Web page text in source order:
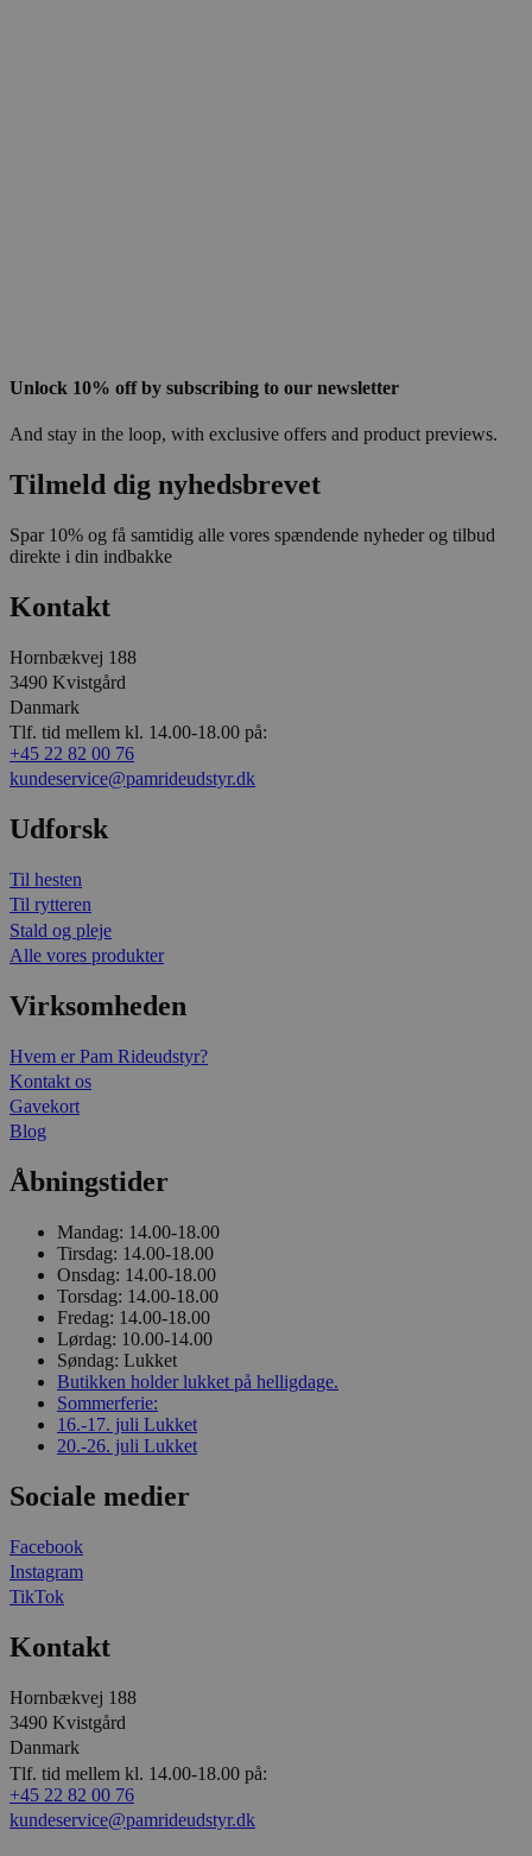
Unlock 10% off by subscribing to our newsletter
And stay in the loop, with exclusive offers and product previews.
Tilmeld dig nyhedsbrevet
Spar 10% og få samtidig alle vores spændende nyheder og tilbud
direkte i din indbakke
Kontakt
Hornbækvej 188
3490 Kvistgård
Danmark
Tlf. tid mellem kl. 14.00-18.00 på:
+45 22 82 00 76
kundeservice@pamrideudstyr.dk
Udforsk
Til hesten
Til rytteren
Stald og pleje
Alle vores produkter
Virksomheden
Hvem er Pam Rideudstyr?
Kontakt os
Gavekort
Blog
Åbningstider
Mandag: 14.00-18.00
Tirsdag: 14.00-18.00
Onsdag: 14.00-18.00
Torsdag: 14.00-18.00
Fredag: 14.00-18.00
Lørdag: 10.00-14.00
Søndag: Lukket
Butikken holder lukket på helligdage.
Sommerferie:
16.-17. juli Lukket
20.-26. juli Lukket
Sociale medier
Facebook
Instagram
TikTok
Kontakt
Hornbækvej 188
3490 Kvistgård
Danmark
Tlf. tid mellem kl. 14.00-18.00 på:
+45 22 82 00 76
kundeservice@pamrideudstyr.dk